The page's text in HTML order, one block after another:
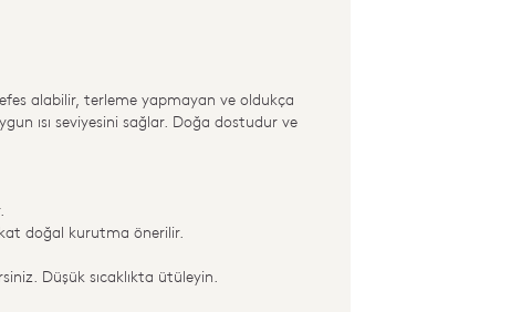
alabilir, terleme yapmayan ve oldukça
ısı seviyesini sağlar. Doğa dostudur ve
doğal kurutma önerilir.
Düşük sıcaklıkta ütüleyin.